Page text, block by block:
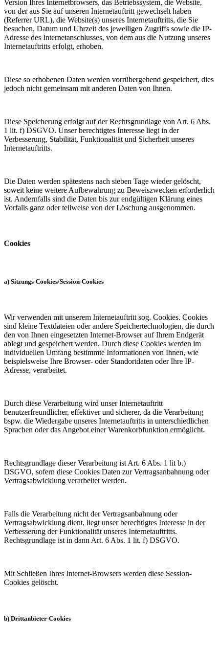
Version Ihres Internetbrowsers, das Betriebssystem, die Website,
von der aus Sie auf unseren Internetauftritt gewechselt haben
(Referrer URL), die Website(s) unseres Internetauftritts, die Sie
besuchen, Datum und Uhrzeit des jeweiligen Zugriffs sowie die IP-
Adresse des Internetanschlusses, von dem aus die Nutzung unseres
Internetauftritts erfolgt, erhoben.
Diese so erhobenen Daten werden vorrübergehend gespeichert, dies
jedoch nicht gemeinsam mit anderen Daten von Ihnen.
Diese Speicherung erfolgt auf der Rechtsgrundlage von Art. 6 Abs.
1 lit. f) DSGVO. Unser berechtigtes Interesse liegt in der
Verbesserung, Stabilität, Funktionalität und Sicherheit unseres
Internetauftritts.
Die Daten werden spätestens nach sieben Tage wieder gelöscht,
soweit keine weitere Aufbewahrung zu Beweiszwecken erforderlich
ist. Andernfalls sind die Daten bis zur endgültigen Klärung eines
Vorfalls ganz oder teilweise von der Löschung ausgenommen.
Cookies
a) Sitzungs-Cookies/Session-Cookies
Wir verwenden mit unserem Internetauftritt sog. Cookies. Cookies
sind kleine Textdateien oder andere Speichertechnologien, die durch
den von Ihnen eingesetzten Internet-Browser auf Ihrem Endgerät
ablegt und gespeichert werden. Durch diese Cookies werden im
individuellen Umfang bestimmte Informationen von Ihnen, wie
beispielsweise Ihre Browser- oder Standortdaten oder Ihre IP-
Adresse, verarbeitet.
Durch diese Verarbeitung wird unser Internetauftritt
benutzerfreundlicher, effektiver und sicherer, da die Verarbeitung
bspw. die Wiedergabe unseres Internetauftritts in unterschiedlichen
Sprachen oder das Angebot einer Warenkorbfunktion ermöglicht.
Rechtsgrundlage dieser Verarbeitung ist Art. 6 Abs. 1 lit b.)
DSGVO, sofern diese Cookies Daten zur Vertragsanbahnung oder
Vertragsabwicklung verarbeitet werden.
Falls die Verarbeitung nicht der Vertragsanbahnung oder
Vertragsabwicklung dient, liegt unser berechtigtes Interesse in der
Verbesserung der Funktionalität unseres Internetauftritts.
Rechtsgrundlage ist in dann Art. 6 Abs. 1 lit. f) DSGVO.
Mit Schließen Ihres Internet-Browsers werden diese Session-
Cookies gelöscht.
b) Drittanbieter-Cookies